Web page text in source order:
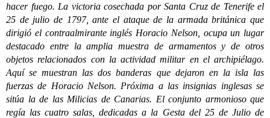
hacer fuego. La victoria cosechada por Santa Cruz de Tenerife el
25 de julio de 1797, ante el ataque de la armada británica que
dirigió el contraalmirante inglés Horacio Nelson, ocupa un lugar
destacado entre la amplia muestra de armamentos y de otros
objetos relacionados con la actividad militar en el archipiélago.
Aquí se muestran las dos banderas que dejaron en la isla las
fuerzas de Horacio Nelson. Próxima a las insignias inglesas se
sitúa la de las Milicias de Canarias. El conjunto armonioso que
regía las cuatro salas, dedicadas a la Gesta del 25 de Julio de